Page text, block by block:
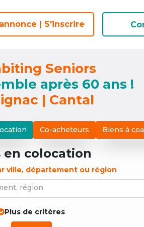
| S'inscrire
| S'inscrire
Seniors
après 60 ans !
| Cantal
Co-acheteurs Biens à
en colocation
ville, département ou région
région
Plus de critères